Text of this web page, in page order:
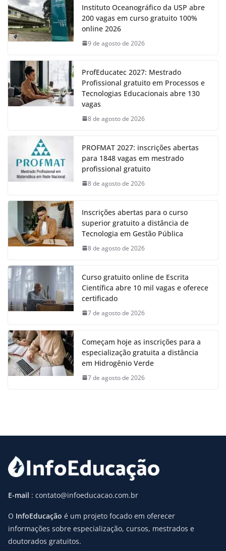
Instituto Oceanográfico da USP abre
200 vagas em curso gratuito 100%
online 2026
9 de agosto de 2026
ProfEducatec 2027: Mestrado
Profissional gratuito em Processos e
Tecnologias Educacionais abre 130
vagas
8 de agosto de 2026
PROFMAT 2027: inscrições abertas
para 1848 vagas em mestrado
profissional gratuito
8 de agosto de 2026
Inscrições abertas para o curso
superior gratuito a distância de
Tecnologia em Gestão Pública
8 de agosto de 2026
Curso gratuito online de Escrita
Científica abre 10 mil vagas e oferece
certificado
7 de agosto de 2026
Começam hoje as inscrições para a
especialização gratuita a distância
em Hidrogênio Verde
7 de agosto de 2026
E-mail : contato@infoeducacao.com.br
O InfoEducação é um projeto focado em oferecer
informações sobre especialização, cursos, mestrados e
doutorados gratuitos.